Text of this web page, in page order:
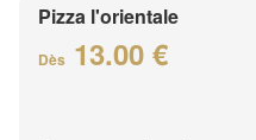
Pizza l'orientale
Dès 13.00 €